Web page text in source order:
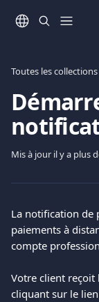
Toutes les collections
Mis à jour il y a plus
La notification de
paiements à
compte
Votre client reçoit
cliquant sur le